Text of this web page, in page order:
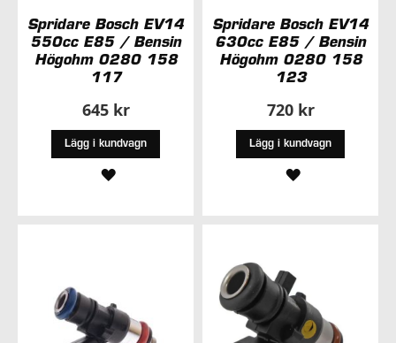
Spridare Bosch EV14
550cc E85 / Bensin
Högohm 0280 158
117
645 kr
Lägg i kundvagn
LÄGG
Spridare Bosch EV14
630cc E85 / Bensin
Högohm 0280 158
123
720 kr
Lägg i kundvagn
LÄGG